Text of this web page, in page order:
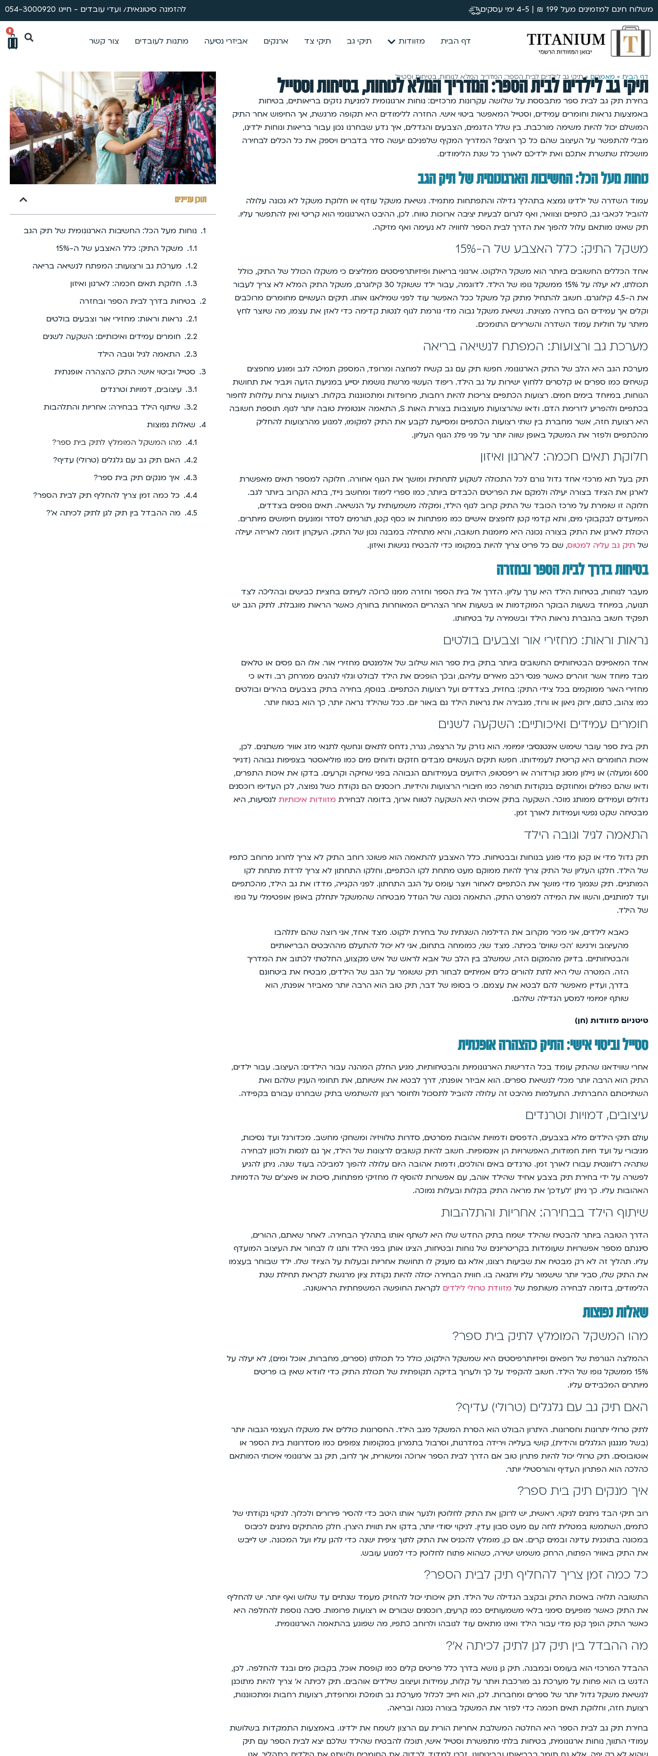
משלוח חינם למזמינים מעל 199 ₪ | 4-5 ימי עסקים להזמנה סיטונאית/ ועדי עובדים - חייגו 054-3000920
דף הבית מזוודות תיקי גב תיקי צד ארנקים אביזרי נסיעה מתנות לעובדים צור קשר
0
דף הבית » מאמרים »תיקי גב לילדים לבית הספר: המדריך המלא לנוחות, בטיחות וסטייל
תיקי גב לילדים לבית הספר: המדריך המלא לנוחות, בטיחות וסטייל
בחירת תיק גב לבית ספר מתבססת על שלושה עקרונות מרכזיים: נוחות ארגונומית למניעת נזקים בריאותיים, בטיחות
באמצעות נראות וחומרים עמידים, וסטייל המאפשר ביטוי אישי. החזרה ללימודים היא תקופה מרגשת, אך החיפוש אחר התיק
המושלם יכול להיות משימה מורכבת. בין שלל הדגמים, הצבעים והגדלים, איך נדע שבחרנו נכון עבור בריאות ונוחות ילדינו,
מבלי להתפשר על העיצוב שהם כל כך רוצים? המדריך המקיף שלפניכם יעשה סדר בדברים ויספק את כל הכלים לבחירה
מושכלת שתשרת אתכם ואת ילדיכם לאורך כל שנת הלימודים.
נוחות מעל הכל: החשיבות הארגונומית של תיק הגב
עמוד השדרה של ילדינו נמצא בתהליך גדילה והתפתחות מתמיד. נשיאת משקל עודף או חלוקת משקל לא נכונה עלולה
להוביל לכאבי גב, כתפיים וצוואר, ואף לגרום לבעיות יציבה ארוכות טווח. לכן, ההיבט הארגונומי הוא קריטי ואין להתפשר עליו.
תיק שאינו מותאם עלול להפוך את הדרך לבית הספר לחוויה לא נעימה ואף מזיקה.
משקל התיק: כלל האצבע של ה-15%
אחד הכללים החשובים ביותר הוא משקל הילקוט. ארגוני בריאות ופיזיותרפיסטים ממליצים כי משקלו הכולל של התיק, כולל
תכולתו, לא יעלה על 15% ממשקל גופו של הילד. לדוגמה, עבור ילד ששוקל 30 קילוגרם, משקל התיק המלא לא צריך לעבור
את ה-4.5 קילוגרם. חשוב להתחיל מתיק קל משקל ככל האפשר עוד לפני שמילאנו אותו. תיקים העשויים מחומרים מרוכבים
וקלים אך עמידים הם בחירה מצוינת. נשיאת משקל גבוה מדי גורמת לגוף לנטות קדימה כדי לאזן את עצמו, מה שיוצר לחץ
מיותר על חוליות עמוד השדרה והשרירים התומכים.
מערכת גב ורצועות: המפתח לנשיאה בריאה
מערכת הגב היא הלב של התיק הארגונומי. חפשו תיק עם גב קשיח למחצה ומרופד, המספק תמיכה לגב ומונע מחפצים
קשיחים כמו ספרים או קלסרים ללחוץ ישירות על גב הילד. ריפוד העשוי מרשת נושמת יסייע במניעת הזעה ויגביר את תחושת
הנוחות, במיוחד בימים חמים. רצועות הכתפיים צריכות להיות רחבות, מרופדות ומתכווננות בקלות. רצועות צרות עלולות לחפור
בכתפיים ולהפריע לזרימת הדם. ודאו שהרצועות מעוצבות בצורת האות S, התאמה אנטומית טובה יותר לגוף. תוספת חשובה
היא רצועת חזה, אשר מחברת בין שתי רצועות הכתפיים ומסייעת לקבע את התיק למקומו, למנוע מהרצועות להחליק
מהכתפיים ולפזר את המשקל באופן שווה יותר על פני פלג הגוף העליון.
חלוקת תאים חכמה: לארגון ואיזון
תיק בעל תא מרכזי אחד גדול גורם לכל התכולה לשקוע לתחתית ומושך את הגוף אחורה. חלוקה למספר תאים מאפשרת
לארגן את הציוד בצורה יעילה ולמקם את הפריטים הכבדים ביותר, כמו ספרי לימוד ומחשב נייד, בתא הקרוב ביותר לגב.
חלוקה זו שומרת על מרכז הכובד של התיק קרוב לגוף הילד, ומקלה משמעותית על הנשיאה. תאים נוספים בצדדים,
המיועדים לבקבוקי מים, ותא קדמי קטן לחפצים אישיים כמו מפתחות או כסף קטן, תורמים לסדר ומונעים חיפושים מיותרים.
היכולת לארגן את התיק בצורה נכונה היא מיומנות חשובה, והיא מתחילה במבנה נכון של התיק. העיקרון דומה לאריזה יעילה
של תיק גב עליה למטוס, שם כל פריט צריך להיות במקומו כדי להבטיח נגישות ואיזון.
בטיחות בדרך לבית הספר ובחזרה
מעבר לנוחות, בטיחות הילד היא ערך עליון. הדרך אל בית הספר וחזרה ממנו כרוכה לעיתים בחציית כבישים ובהליכה לצד
תנועה, במיוחד בשעות הבוקר המוקדמות או בשעות אחר הצהריים המאוחרות בחורף, כאשר הראות מוגבלת. לתיק הגב יש
תפקיד חשוב בהגברת נראות הילד ובשמירה על בטיחותו.
נראות וראות: מחזירי אור וצבעים בולטים
אחד המאפיינים הבטיחותיים החשובים ביותר בתיק בית ספר הוא שילוב של אלמנטים מחזירי אור. אלו הם פסים או טלאים
מבד מיוחד אשר זוהרים כאשר פנסי רכב מאירים עליהם, ובכך הופכים את הילד לבולט וגלוי לנהגים ממרחק רב. ודאו כי
מחזירי האור ממוקמים בכל צידי התיק: בחזית, בצדדים ועל רצועות הכתפיים. בנוסף, בחירה בתיק בצבעים בהירים ובולטים
כמו צהוב, כתום, ירוק ניאון או ורוד, מגבירה את נראות הילד גם באור יום. ככל שהילד נראה יותר, כך הוא בטוח יותר.
חומרים עמידים ואיכותיים: השקעה לשנים
תיק בית ספר עובר שימוש אינטנסיבי יומיומי. הוא נזרק על הרצפה, נגרר, נדחס לתאים ונחשף לתנאי מזג אוויר משתנים. לכן,
איכות החומרים היא קריטית לעמידותו. חפשו תיקים העשויים מבדים חזקים ודוחים מים כמו פוליאסטר בצפיפות גבוהה (דנייר
600 ומעלה) או ניילון מסוג קורדורה או ריפסטופ, הידועים בעמידותם הגבוהה בפני שחיקה וקרעים. בדקו את איכות התפרים,
ודאו שהם כפולים ומחוזקים בנקודות תורפה כמו חיבורי הרצועות והידיות. רוכסנים הם נקודת כשל נפוצה, לכן העדיפו רוכסנים
גדולים ועמידים ממותג מוכר. השקעה בתיק איכותי היא השקעה לטווח ארוך, בדומה לבחירת מזוודות איכותיות לנסיעות, היא
מבטיחה שקט נפשי ועמידות לאורך זמן.
התאמה לגיל וגובה הילד
תיק גדול מדי או קטן מדי פוגע בנוחות ובבטיחות. כלל האצבע להתאמה הוא פשוט: רוחב התיק לא צריך לחרוג מרוחב כתפיו
של הילד. חלקו העליון של התיק צריך להיות ממוקם מעט מתחת לקו הכתפיים, וחלקו התחתון לא צריך לרדת מתחת לקו
המותניים. תיק שנמוך מדי מושך את הכתפיים לאחור ויוצר עומס על הגב התחתון. לפני הקנייה, מדדו את גב הילד, מהכתפיים
ועד למותניים, והשוו את המידה למפרט התיק. התאמה נכונה של הגודל מבטיחה שהמשקל יתחלק באופן אופטימלי על גופו
של הילד.
כאבא לילדים, אני מכיר מקרוב את הדילמה השנתית של בחירת ילקוט. מצד אחד, אני רוצה שהם יתלהבו
מהעיצוב וירגישו ‘הכי שווים’ בכיתה. מצד שני, כמומחה בתחום, אני לא יכול להתעלם מההיבטים הבריאותיים
והבטיחותיים. בדיוק מהמקום הזה, שמשלב בין הלב של אבא לראש של איש מקצוע, החלטתי לכתוב את המדריך
הזה. המטרה שלי היא לתת להורים כלים אמיתיים לבחור תיק ששומר על הגב של הילדים, מבטיח את ביטחונם
בדרך, ועדיין מאפשר להם לבטא את עצמם. כי בסופו של דבר, תיק טוב הוא הרבה יותר מאביזר אופנתי, הוא
שותף יומיומי למסע הגדילה שלהם.
טיטניום מזוודות (חן)
סטייל וביטוי אישי: התיק כהצהרה אופנתית
אחרי שווידאנו שהתיק עומד בכל הדרישות הארגונומיות והבטיחותיות, מגיע החלק המהנה עבור הילדים: העיצוב. עבור ילדים,
התיק הוא הרבה יותר מכלי לנשיאת ספרים. הוא אביזר אופנתי, דרך לבטא את אישיותם, את תחומי העניין שלהם ואת
השתייכותם החברתית. התעלמות מהיבט זה עלולה להוביל לתסכול ולחוסר רצון להשתמש בתיק שבחרנו עבורם בקפידה.
עיצובים, דמויות וטרנדים
עולם תיקי הילדים מלא בצבעים, הדפסים ודמויות אהובות מסרטים, סדרות טלוויזיה ומשחקי מחשב. מכדורגל ועד נסיכות,
מגיבורי על ועד חיות חמודות, האפשרויות הן אינסופיות. חשוב להיות קשובים לרצונות של הילד, אך גם לנסות ולכוון לבחירה
שתהיה רלוונטית עבורו לאורך זמן. טרנדים באים והולכים, ודמות אהובה היום עלולה להפוך למביכה בעוד שנה. ניתן להגיע
לפשרה על ידי בחירת תיק בצבע אחיד שהילד אוהב, עם אפשרות להוסיף לו מחזיקי מפתחות, סיכות או פאצ’ים של הדמויות
האהובות עליו. כך ניתן ‘לעדכן’ את מראה התיק בקלות ובעלות נמוכה.
שיתוף הילד בבחירה: אחריות והתלהבות
הדרך הטובה ביותר להבטיח שהילד ישמח בתיק החדש שלו היא לשתף אותו בתהליך הבחירה. לאחר שאתם, ההורים,
סיננתם מספר אפשרויות שעומדות בקריטריונים של נוחות ובטיחות, הציגו אותן בפני הילד ותנו לו לבחור את העיצוב המועדף
עליו. תהליך זה לא רק מבטיח את שביעות רצונו, אלא גם מעניק לו תחושת אחריות ובעלות על הציוד שלו. ילד שבוחר בעצמו
את התיק שלו, סביר יותר שישמור עליו ויתגאה בו. חווית הבחירה יכולה להיות נקודת ציון מרגשת לקראת תחילת שנת
הלימודים, בדומה לבחירה משותפת של מזוודת טרולי לילדים לקראת החופשה המשפחתית הראשונה.
שאלות נפוצות
מהו המשקל המומלץ לתיק בית ספר?
ההמלצה הגורפת של רופאים ופיזיותרפיסטים היא שמשקל הילקוט, כולל כל תכולתו (ספרים, מחברות, אוכל ומים), לא יעלה על
15% ממשקל גופו של הילד. חשוב להקפיד על כך ולערוך בדיקה תקופתית של תכולת התיק כדי לוודא שאין בו פריטים
מיותרים המכבידים עליו.
האם תיק גב עם גלגלים (טרולי) עדיף?
לתיק טרולי יתרונות וחסרונות. היתרון הבולט הוא הסרת המשקל מגב הילד. החסרונות כוללים את משקלו העצמי הגבוה יותר
(בשל מנגנון הגלגלים והידית), קושי בעלייה וירידה במדרגות, וסרבול בתמרון במקומות צפופים כמו מסדרונות בית הספר או
אוטובוסים. תיק טרולי יכול להיות פתרון טוב אם הדרך לבית הספר ארוכה ומישורית, אך לרוב, תיק גב ארגונומי איכותי המותאם
כהלכה הוא הפתרון העדיף והורסטילי יותר.
איך מנקים תיק בית ספר?
רוב תיקי הבד ניתנים לניקוי. ראשית, יש לרוקן את התיק לחלוטין ולנער אותו היטב כדי להסיר פירורים ולכלוך. לניקוי נקודתי של
כתמים, השתמשו במטלית לחה עם מעט סבון עדין. לניקוי יסודי יותר, בדקו את תווית היצרן. חלק מהתיקים ניתנים לכיבוס
במכונה בתוכנית עדינה ובמים קרים. אם כן, מומלץ להכניס את התיק לתוך ציפית ישנה כדי להגן עליו ועל המכונה. יש לייבש
את התיק באוויר הפתוח, הרחק משמש ישירה, כשהוא פתוח לחלוטין כדי למנוע עובש.
כל כמה זמן צריך להחליף תיק לבית הספר?
התשובה תלויה באיכות התיק ובקצב הגדילה של הילד. תיק איכותי יכול להחזיק מעמד שנתיים עד שלוש ואף יותר. יש להחליף
את התיק כאשר מופיעים סימני בלאי משמעותיים כמו קרעים, רוכסנים שבורים או רצועות פרומות. סיבה נוספת להחלפה היא
כאשר התיק הופך קטן מדי עבור הילד ואינו מתאים עוד לגובהו ולרוחב כתפיו, מה שפוגע בהתאמה הארגונומית.
מה ההבדל בין תיק לגן לתיק לכיתה א’?
ההבדל המרכזי הוא בעומס ובמבנה. תיק גן נושא בדרך כלל פריטים קלים כמו קופסת אוכל, בקבוק מים ובגד להחלפה. לכן,
הדגש בו הוא פחות על מערכת גב מורכבת ויותר על קלות, עמידות ועיצוב שילדים אוהבים. תיק לכיתה א’ צריך להיות מתוכנן
לנשיאת משקל גדול יותר של ספרים ומחברות. לכן, הוא חייב לכלול מערכת גב תומכת ומרופדת, רצועות רחבות ומתכווננות,
רצועת חזה, וחלוקת תאים חכמה כדי לפזר את המשקל בצורה נכונה ובריאה.
בחירת תיק גב לבית הספר היא החלטה המשלבת אחריות הורית עם הרצון לשמח את ילדינו. באמצעות התמקדות בשלושת
עמודי התווך, נוחות ארגונומית, בטיחות בלתי מתפשרת וסטייל אישי, תוכלו להבטיח שהילד שלכם יצא לבית הספר עם תיק
תוכן עניינים
נוחות מעל הכל: החשיבות הארגונומית של תיק הגב
משקל התיק: כלל האצבע של ה-15%
מערכת גב ורצועות: המפתח לנשיאה בריאה
חלוקת תאים חכמה: לארגון ואיזון
בטיחות בדרך לבית הספר ובחזרה
נראות וראות: מחזירי אור וצבעים בולטים
חומרים עמידים ואיכותיים: השקעה לשנים
התאמה לגיל וגובה הילד
סטייל וביטוי אישי: התיק כהצהרה אופנתית
עיצובים, דמויות וטרנדים
שיתוף הילד בבחירה: אחריות והתלהבות
שאלות נפוצות
מהו המשקל המומלץ לתיק בית ספר?
האם תיק גב עם גלגלים (טרולי) עדיף?
איך מנקים תיק בית ספר?
כל כמה זמן צריך להחליף תיק לבית הספר?
מה ההבדל בין תיק לגן לתיק לכיתה א’?